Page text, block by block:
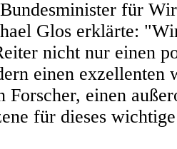
für
Glos erklärte:
nicht nur einen
einen exzellenten
Forscher, einen
für dieses